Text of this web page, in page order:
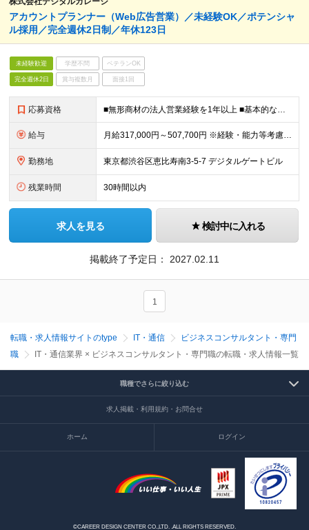
アカウントプランナー（Web広告営業）／未経験OK／ポテンシャ
ル採用／完全週休2日制／年休123日
未経験歓迎 学歴不問 ベテランOK
完全週休2日 賞与複数月 面接1回
応募資格 ■無形商材の法人営業経験を1年以上 ■基本的な課題解決能力、論理的思考力をお持ちの方 ■協調性があり、チームとして結果にコミットできる方 ■Web広告業界でスキルアップしたい方
給与 月給317,000円～507,700円 ※経験・能力等考慮の上、規定により優遇 ※固定残業代（30時間相当の残業手当及び深夜勤務手当として69,750円～87,120円）を月給に含んで支給 ※超過分
勤務地 東京都渋谷区恵比寿南3-5-7 デジタルゲートビル
残業時間 30時間以内
求人を見る 検討中に入れる
掲載終了予定日： 2027.02.11
1
転職・求人情報サイトのtype IT・通信
ビジネスコンサルタント・専門
職
IT・通信業界 × ビジネスコンサルタント・専門職の転職・求人情報一覧
職種でさらに絞り込む
求人掲載・利用規約・お問合せ
ホーム ログイン
©CAREER DESIGN CENTER CO.,LTD. .ALL RIGHTS RESERVED.